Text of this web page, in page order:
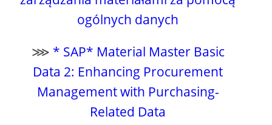
ogólnych danych
⋙ * SAP* Material Master Basic
Data 2: Enhancing Procurement
Management with Purchasing-
Related Data